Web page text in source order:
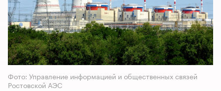
Фото: Управление информацией и общественных связей
Ростовской АЭС